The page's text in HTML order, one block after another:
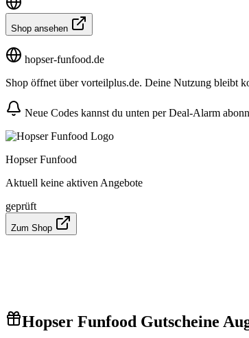
Shop ansehen
hopser-funfood.de
Shop öffnet über vorteilplus.de. Deine Nutzung bleibt
Neue Codes kannst du unten per Deal-Alarm
Hopser Funfood
Aktuell keine aktiven Angebote
geprüft
Zum Shop
Hopser Funfood Gutscheine